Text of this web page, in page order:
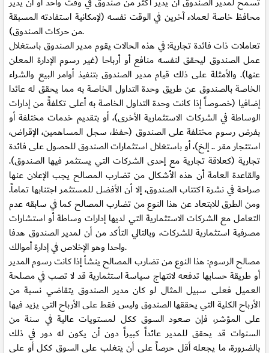
محافظ خاصة لعملاء آخرين في الوقت نفسه (لإمكانية استفادته المسبقة
من حركات الصندوق).
تعاملات ذات فائدة تجارية: في هذه الحالات يقوم مدير الصندوق باستغلال
عمل الصندوق ليحقق لنفسه منافع أو أرباحا (غير رسوم الإدارة المعلن
عنها). والأمثلة على ذلك قيام مدير الصندوق بتنفيذ أوامر البيع والشراء
الخاصة بالصندوق عن طريق وحدة التداول الخاصة به مما يحقق له عائدا
إضافيا (خصوصاً إذا كانت وحدة التداول الخاصة به أعلى تكلفةً من إدارات
الوساطة في الشركات الاستثمارية الأخرى)، أو بتقديم خدمات مختلفة أو
بفرض رسوم مختلفة على الصندوق (حفظ، سجل المساهمين، الإقراض،
استئجار مقر .. إلخ)، أو باستغلال استثمارات الصندوق للحصول على فائدة
تجارية (كعلاقة تجارية مع إحدى الشركات التي يستثمر فيها الصندوق).
والقاعدة العامة أن هذه الأشكال من تضارب المصالح يجب الإعلان عنها
صراحة في نشرة اكتتاب الصندوق، إلا أن الأفضل للمستثمر اجتنابها تماماً.
ومن الطرق للابتعاد عن هذا النوع من تضارب المصالح كما في سابقه عدم
التعامل مع الشركات الاستثمارية التي لديها إدارات وساطة أو استشارات
مصرفية استثمارية للشركات، وبالتالي التأكد من أن لمدير الصندوق هدفا
واحدا وهو الإخلاص في إدارة أموالك.
مصالح الرسوم: هذا النوع من تضارب المصالح ينشأ إذا كانت رسوم المدير
أو طريقة حسابها تدفعه لانتهاج سياسة استثمارية قد لا تصب في مصلحة
العميل فعلى سبيل المثال لو كان مدير الصندوق يتقاضي نسبة من
الأرباح الكلية التي يحققها الصندوق وليس فقط على الأرباح التي يزيد فيها
على المؤشر، فإن صعود السوق ككل لمستويات عالية في سنة من
السنوات قد يحقق للمدير عائداً كبيراً دون أن يكون له دور في ذلك
بالضرورة، ما يجعله أقل حرصاً على أن يتغلب على السوق ككل أو على